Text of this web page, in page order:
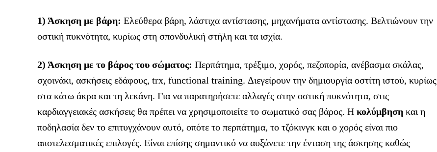
1) Άσκηση με βάρη: Ελεύθερα βάρη, λάστιχα αντίστασης, μηχανήματα αντίστασης. Βελτιώνουν την
οστική πυκνότητα, κυρίως στη σπονδυλική στήλη και τα ισχία.
2) Άσκηση με το βάρος του σώματος: Περπάτημα, τρέξιμο, χορός, πεζοπορία, ανέβασμα σκάλας,
σχοινάκι, ασκήσεις εδάφους, trx, functional training. Διεγείρουν την δημιουργία οστίτη ιστού, κυρίως
στα κάτω άκρα και τη λεκάνη. Για να παρατηρήσετε αλλαγές στην οστική πυκνότητα, στις
καρδιαγγειακές ασκήσεις θα πρέπει να χρησιμοποιείτε το σωματικό σας βάρος. Η κολύμβηση και η
ποδηλασία δεν το επιτυγχάνουν αυτό, οπότε το περπάτημα, το τζόκινγκ και ο χορός είναι πιο
αποτελεσματικές επιλογές. Είναι επίσης σημαντικό να αυξάνετε την ένταση της άσκησης καθώς